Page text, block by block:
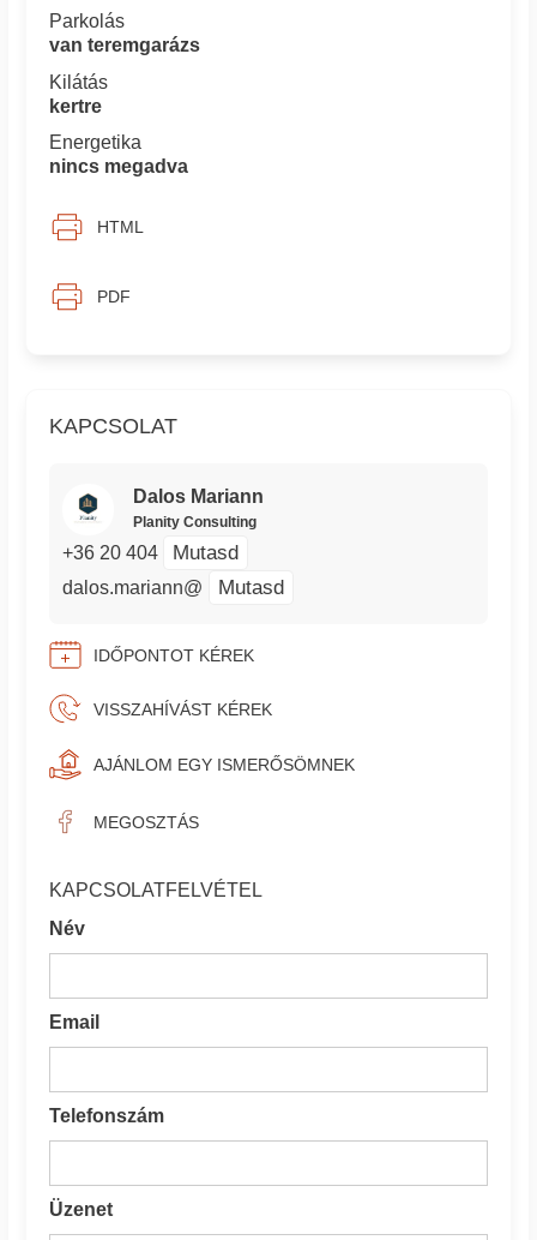
KAPCSOLAT
Dalos Mariann
Planity Consulting
+36 20 404 Mutasd
dalos.mariann@ Mutasd
IDŐPONTOT KÉREK
VISSZAHÍVÁST KÉREK
AJÁNLOM EGY ISMERŐSÖMNEK
MEGOSZTÁS
KAPCSOLATFELVÉTEL
Név
Email
Telefonszám
Üzenet
Parkolás
van teremgarázs
Kilátás
kertre
Energetika
nincs megadva
HTML
PDF